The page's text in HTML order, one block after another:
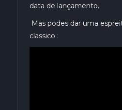
data de lançamento.
Mas podes dar uma
classico :